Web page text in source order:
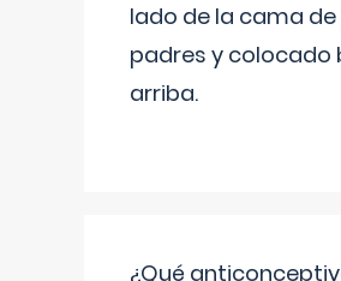
lado de la cama de
padres y colocado
arriba.
¿Qué